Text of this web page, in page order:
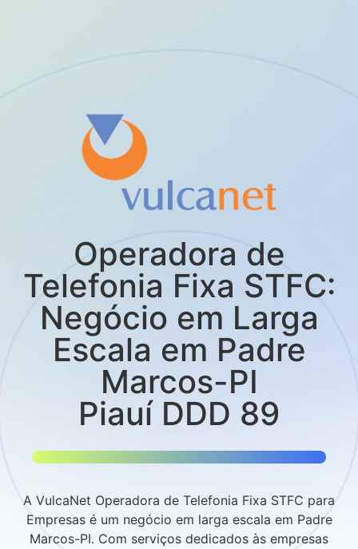
Operadora de
Telefonia Fixa STFC:
Negócio em Larga
Escala em Padre
Marcos-PI
Piauí DDD 89
A VulcaNet Operadora de Telefonia Fixa STFC para
Empresas é um negócio em larga escala em Padre
Marcos-PI. Com serviços dedicados às empresas